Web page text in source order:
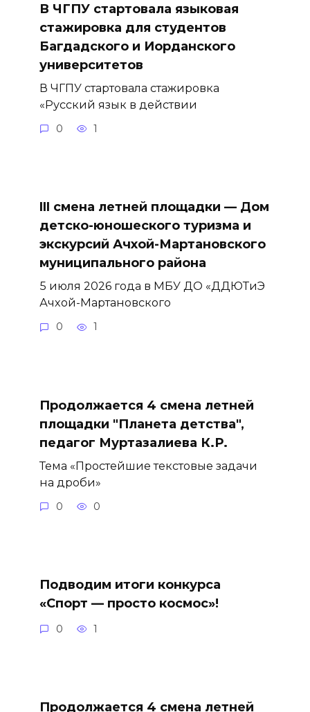
В ЧГПУ стартовала языковая
стажировка для студентов
Багдадского и Иорданского
университетов
В ЧГПУ стартовала стажировка
«Русский язык в действии
0 1
III смена летней площадки — Дом
детско-юношеского туризма и
экскурсий Ачхой-Мартановского
муниципального района
5 июля 2026 года в МБУ ДО «ДДЮТиЭ
Ачхой-Мартановского
0 1
Продолжается 4 смена летней
площадки "Планета детства",
педагог Муртазалиева К.Р.
Тема «Простейшие текстовые задачи
на дроби»
0 0
Подводим итоги конкурса
«Спорт — просто космос»!
0 1
Продолжается 4 смена летней